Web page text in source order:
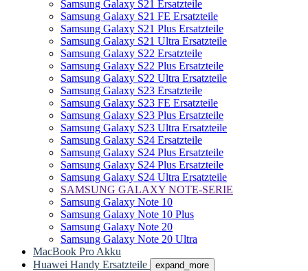
Samsung Galaxy S21 Ersatzteile
Samsung Galaxy S21 FE Ersatzteile
Samsung Galaxy S21 Plus Ersatzteile
Samsung Galaxy S21 Ultra Ersatzteile
Samsung Galaxy S22 Ersatzteile
Samsung Galaxy S22 Plus Ersatzteile
Samsung Galaxy S22 Ultra Ersatzteile
Samsung Galaxy S23 Ersatzteile
Samsung Galaxy S23 FE Ersatzteile
Samsung Galaxy S23 Plus Ersatzteile
Samsung Galaxy S23 Ultra Ersatzteile
Samsung Galaxy S24 Ersatzteile
Samsung Galaxy S24 Plus Ersatzteile
Samsung Galaxy S24 Plus Ersatzteile
Samsung Galaxy S24 Ultra Ersatzteile
SAMSUNG GALAXY NOTE-SERIE
Samsung Galaxy Note 10
Samsung Galaxy Note 10 Plus
Samsung Galaxy Note 20
Samsung Galaxy Note 20 Ultra
MacBook Pro Akku
Huawei Handy Ersatzteile
expand_more